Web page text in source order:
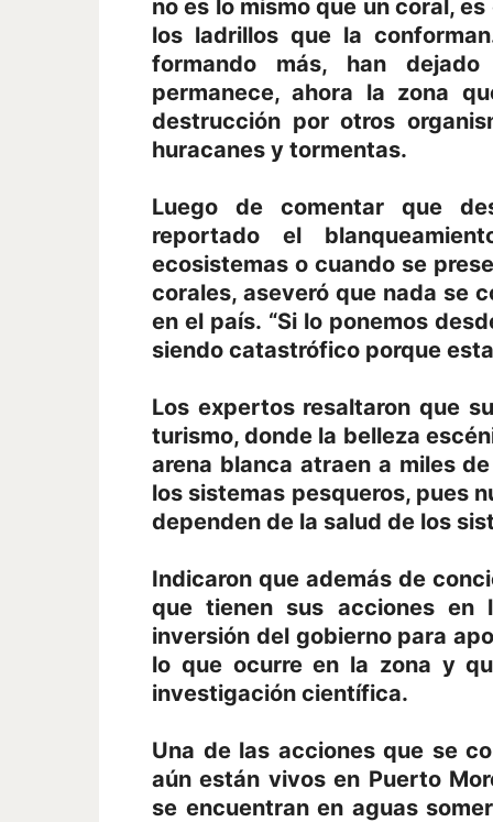
no es lo mismo que un coral,
los ladrillos que la
formando más, han
permanece, ahora la zona
destrucción por otros
huracanes y tormentas.
Luego de comentar que
reportado el
ecosistemas o cuando se
corales, aseveró que nada se
en el país. “Si lo ponemos
siendo catastrófico porque
Los expertos resaltaron que
turismo, donde la belleza
arena blanca atraen a miles
los sistemas pesqueros, pues
dependen de la salud de los
Indicaron que además de
que tienen sus acciones en
inversión del gobierno para
lo que ocurre en la zona y
investigación científica.
Una de las acciones que se
aún están vivos en Puerto
se encuentran en aguas